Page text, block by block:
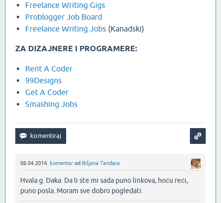
Freelance Writing Gigs
Problogger Job Board
Freelance Writing Jobs (Kanadski)
ZA DIZAJNERE I PROGRAMERE:
Rent A Coder
99Designs
Get A Coder
Smashing Jobs
08.04.2014. komentar od Biljana Tandara
Hvala g. Daka. Da li ste mi sada puno linkova, hoću reći,
puno posla. Moram sve dobro pogledati.‌